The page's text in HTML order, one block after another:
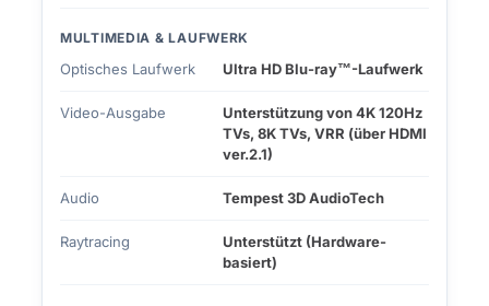
MULTIMEDIA & LAUFWERK
Optisches Laufwerk Ultra HD Blu-ray™-Laufwerk
Video-Ausgabe
Unterstützung von 4K 120Hz
TVs, 8K TVs, VRR (über HDMI
ver.2.1)
Audio Tempest 3D AudioTech
Raytracing
Unterstützt (Hardware-
basiert)